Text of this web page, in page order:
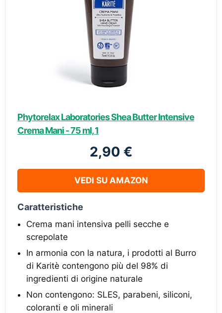
Phytorelax Laboratories Shea Butter Intensive
Crema Mani - 75 ml, 1
2,90 €
VEDI SU AMAZON
Caratteristiche
Crema mani intensiva pelli secche e
screpolate
In armonia con la natura, i prodotti al Burro
di Karitè contengono più del 98% di
ingredienti di origine naturale
Non contengono: SLES, parabeni, siliconi,
coloranti e oli minerali